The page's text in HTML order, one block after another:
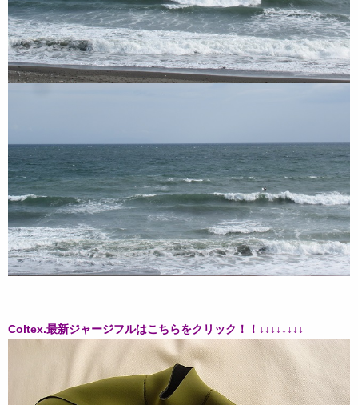
Coltex.最新ジャージフルはこちらをクリック！！↓↓↓↓↓↓↓↓